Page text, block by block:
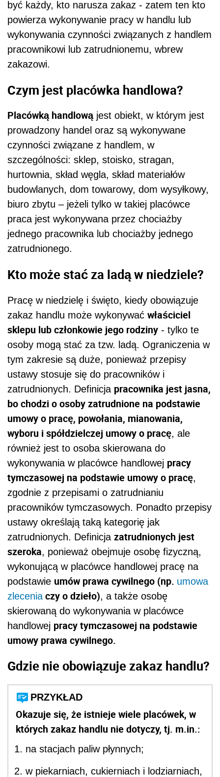
być każdy, kto narusza zakaz - zatem ten kto
powierza wykonywanie pracy w handlu lub
wykonywania czynności związanych z handlem
pracownikowi lub zatrudnionemu, wbrew
zakazowi.
Czym jest placówka handlowa?
Placówką handlowąjest obiekt, w którym jest
prowadzony handel oraz są wykonywane
czynności związane z handlem, w
szczególności: sklep, stoisko, stragan,
hurtownia, skład węgla, skład materiałów
budowlanych, dom towarowy, dom wysyłkowy,
biuro zbytu – jeżeli tylko w takiej placówce
praca jest wykonywana przez chociażby
jednego pracownika lub chociażby jednego
zatrudnionego.
Kto może stać za ladą w niedziele?
Pracę w niedzielę i święto, kiedy obowiązuje
zakaz handlu może wykonywać właściciel
sklepu lub członkowie jego rodziny - tylko te
osoby mogą stać za tzw. ladą. Ograniczenia w
tym zakresie są duże, ponieważ przepisy
ustawy stosuje się do pracowników i
zatrudnionych. Definicja pracownika jest jasna,
bo chodzi o osoby zatrudnione na podstawie
umowy o pracę, powołania, mianowania,
wyboru i spółdzielczej umowy o pracę, ale
również jest to osoba skierowana do
wykonywania w placówce handlowej pracy
tymczasowej na podstawie umowy o pracę,
zgodnie z przepisami o zatrudnianiu
pracowników tymczasowych. Ponadto przepisy
ustawy określają taką kategorię jak
zatrudnionych. Definicja zatrudnionych jest
szeroka, ponieważ obejmuje osobę fizyczną,
wykonującą w placówce handlowej pracę na
podstawie umów prawa cywilnego (np. umowa
zleceniaczy o dzieło), a także osobę
skierowaną do wykonywania w placówce
handlowej pracy tymczasowej na podstawie
umowy prawa cywilnego.
Gdzie nie obowiązuje zakaz handlu?
PRZYKŁAD
Okazuje się, że istnieje wiele placówek, w
których zakaz handlu nie dotyczy, tj. m.in.:
na stacjach paliw płynnych;
w piekarniach, cukierniach i lodziarniach,